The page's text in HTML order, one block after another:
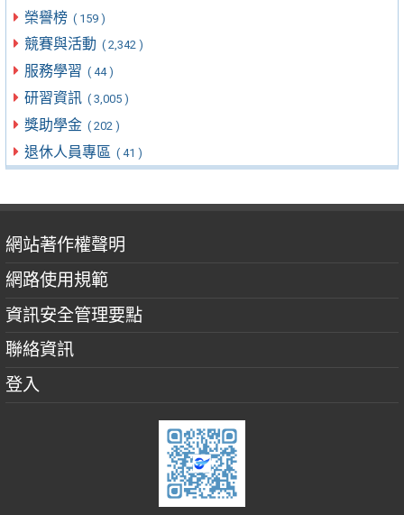
榮譽榜 ( 159 )
競賽與活動 ( 2,342 )
服務學習 ( 44 )
研習資訊 ( 3,005 )
獎助學金 ( 202 )
退休人員專區 ( 41 )
網站著作權聲明
網路使用規範
資訊安全管理要點
聯絡資訊
登入